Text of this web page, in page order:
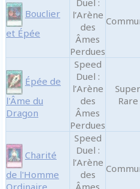
Bouclier
et Épée
Duel :
l’Arène
des
Âmes
Perdues
Épée de
l'Âme du
Dragon
Speed
Duel :
l’Arène
des
Âmes
Perdues
Super
Rare
Charité
de l'Homme
Ordinaire
Speed
Duel :
l’Arène
des
Âmes